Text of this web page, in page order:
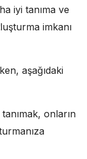
iyi tanıma ve
imkanı
aşağıdaki
onların